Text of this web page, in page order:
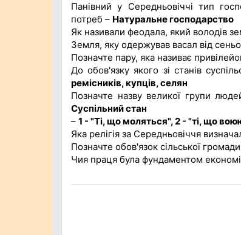
Панівний у Середньовіччі тип
потреб – Натуральне господарство
Як називали феодала, який володів
Земля, яку одержував васал від
Позначте пару, яка називає
До обов'язку якого зі станів
ремісників, купців, селян
Позначте назву великої групи
Суспільний стан
– 1 - "Ті, що моляться", 2 - "ті, що
Яка релігія за Середньовіччя
Позначте обов'язок сільської
Чия праця була фундаментом